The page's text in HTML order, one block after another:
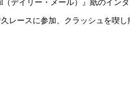
デイリー・メール）』紙のイン
レースに参加、クラッシュを喫